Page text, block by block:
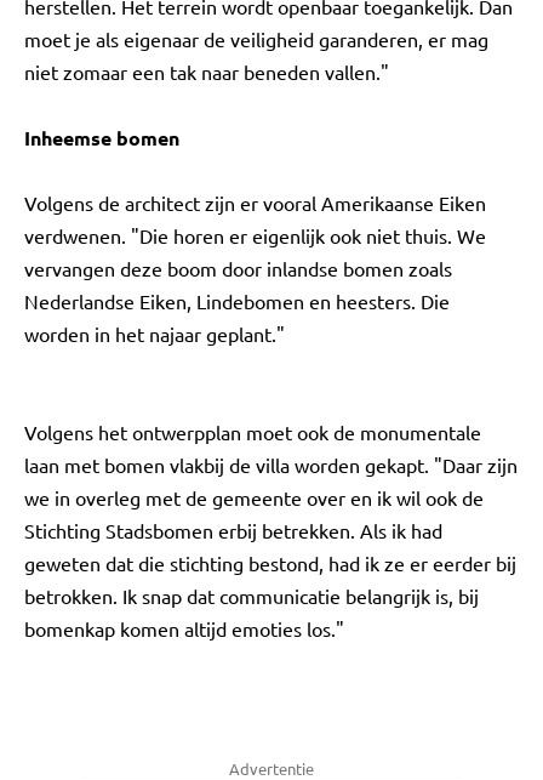
herstellen. Het terrein wordt openbaar toegankelijk. Dan
moet je als eigenaar de veiligheid garanderen, er mag
niet zomaar een tak naar beneden vallen."
Inheemse bomen
Volgens de architect zijn er vooral Amerikaanse Eiken
verdwenen. "Die horen er eigenlijk ook niet thuis. We
vervangen deze boom door inlandse bomen zoals
Nederlandse Eiken, Lindebomen en heesters. Die
worden in het najaar geplant."
Volgens het ontwerpplan moet ook de monumentale
laan met bomen vlakbij de villa worden gekapt. "Daar zijn
we in overleg met de gemeente over en ik wil ook de
Stichting Stadsbomen erbij betrekken. Als ik had
geweten dat die stichting bestond, had ik ze er eerder bij
betrokken. Ik snap dat communicatie belangrijk is, bij
bomenkap komen altijd emoties los."
Advertentie